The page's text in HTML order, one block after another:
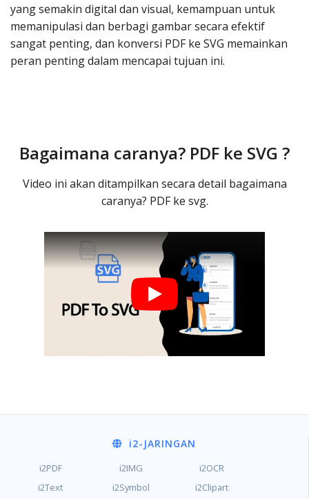
yang semakin digital dan visual, kemampuan untuk
memanipulasi dan berbagi gambar secara efektif
sangat penting, dan konversi PDF ke SVG memainkan
peran penting dalam mencapai tujuan ini.
Bagaimana caranya? PDF ke SVG ?
Video ini akan ditampilkan secara detail bagaimana
caranya? PDF ke svg.
i2-JARINGAN
i2PDF i2IMG
i2OCR
i2Text
i2Symbol i2Clipart